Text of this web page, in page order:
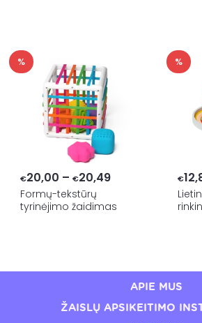
%
€20,00 – €20,49Price
€20,00
Formų-tekstūrų
tyrinėjimo žaidimas
%
€
APIE MUS
ŽAISLŲ APSIKEITIMO